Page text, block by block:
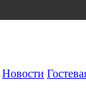
Новости